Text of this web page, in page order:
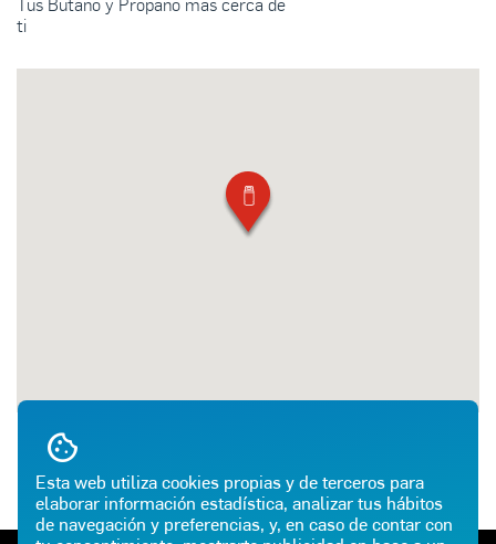
Esta web utiliza cookies propias y de terceros para
elaborar información estadística, analizar tus hábitos
de navegación y preferencias, y, en caso de contar con
ti